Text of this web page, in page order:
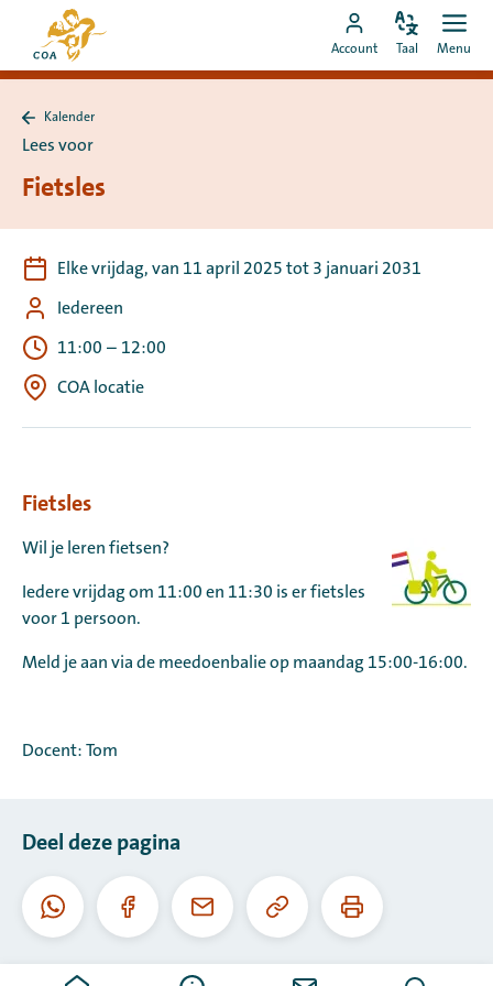
naar
content
Naar
de
startpagina
MyCOA
Ga
naar
Account
Pas
taal
Taal Menu
naar
Kalender
Lees voor
Fietsles
Elke vrijdag, van 11 april 2025 tot 3 januari 2031
Iedereen
11:00 – 12:00
COA locatie
Fietsles
Wil je leren fietsen?
Iedere vrijdag om 11:00 en 11:30 is er fietsles
voor 1 persoon.
Meld je aan via de meedoenbalie op maandag 15:00-16:00.
Docent: Tom
Deel deze pagina
WhatsappFacebookE-
Kopieer
deze
Print
deze